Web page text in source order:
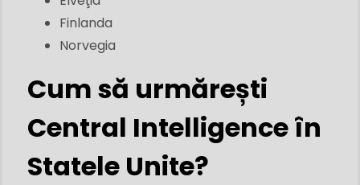
Finlanda
Norvegia
Cum să urmărești
Central Intelligence în
Statele Unite?